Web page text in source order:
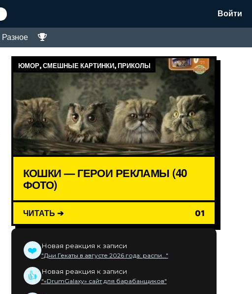
Войти
Разное
ЮМОР, СМЕШНЫЕ КАРТИНКИ, ПРИКОЛЫ
КОШКИ — ГЕРОИ РЕКЛАМЫ (40
ФОТО)
ЧИТАТЬ ➔ 01
❤️ Новая реакция к записи
"Дни Гекаты в августе 2026 года: распи..."
👍 Новая реакция к записи
"«DrumGalaxy» сайт для барабанщиков"